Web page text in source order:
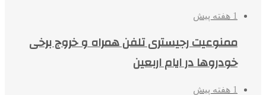
1 هفته پیش
ممنوعیت رجیستری تلفن همراه و خروج برخی
خودروها در ایام اربعین
1 هفته پیش